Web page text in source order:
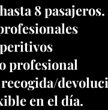
8 pasajeros.
profesional
en el día.